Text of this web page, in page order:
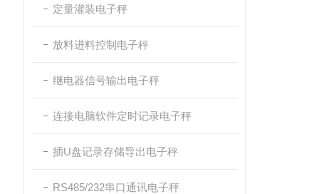
定量灌装电子秤
放料进料控制电子秤
继电器信号输出电子秤
连接电脑软件定时记录电子秤
插U盘记录存储导出电子秤
RS485/232串口通讯电子秤